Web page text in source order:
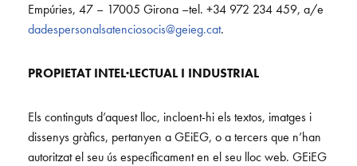
Empúries, 47 – 17005 Girona –tel. +34 972 234 459, a/e
dadespersonalsatenciosocis@geieg.cat.
PROPIETAT INTEL·LECTUAL I INDUSTRIAL
Els continguts d’aquest lloc, incloent-hi els textos, imatges i
dissenys gràfics, pertanyen a GEiEG, o a tercers que n’han
autoritzat el seu ús específicament en el seu lloc web. GEiEG